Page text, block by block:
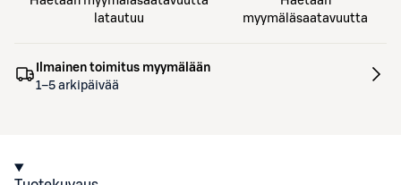
latautuu
myymäläsaatavuutta
Ilmainen toimitus myymälään
1–5 arkipäivää